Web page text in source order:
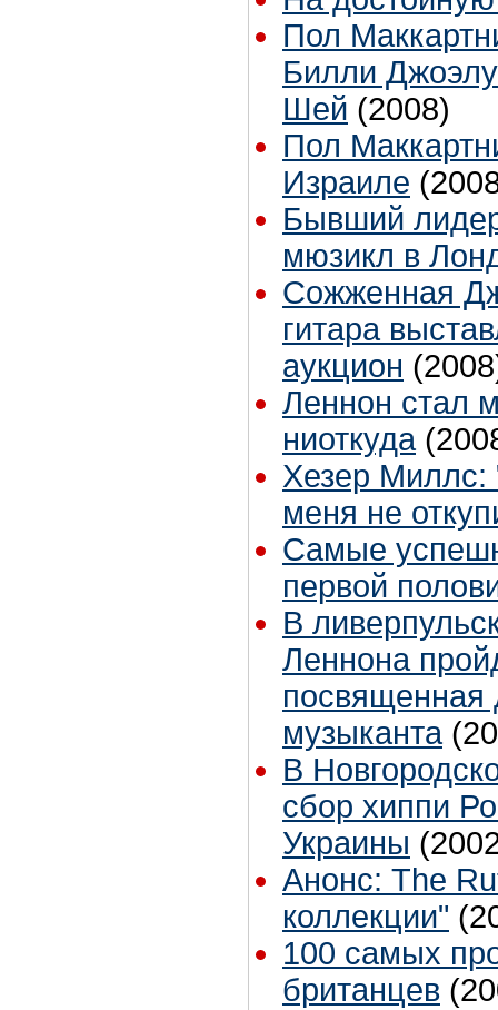
Пол
Билли
Шей (2008)
Пол
Израиле
Бывший
мюзикл в
Сожженная
гитара
аукцион
Леннон стал
ниоткуда
Хезер Миллс:
меня не
Самые
первой
В
Леннона
посвященная
музыканта
В
сбор хиппи
Украины
Анонс: The
коллекции"
100 самых
британцев